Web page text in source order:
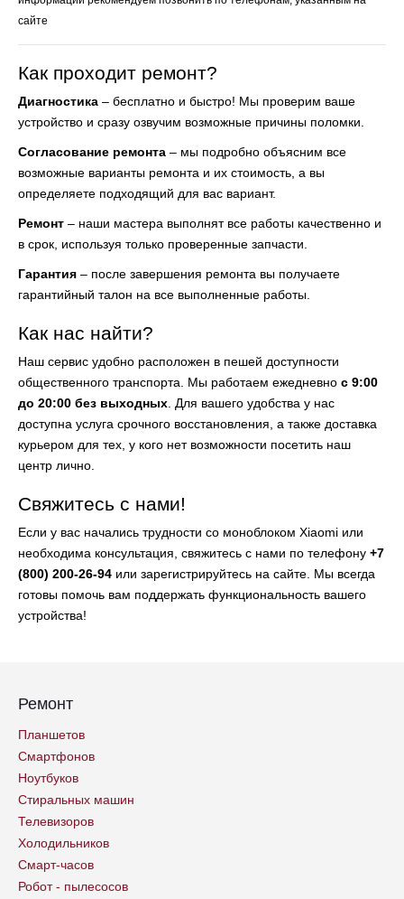
сайте
Как проходит ремонт?
Диагностика – бесплатно и быстро! Мы проверим ваше
устройство и сразу озвучим возможные причины поломки.
Согласование ремонта – мы подробно объясним все
возможные варианты ремонта и их стоимость, а вы
определяете подходящий для вас вариант.
Ремонт – наши мастера выполнят все работы качественно и
в срок, используя только проверенные запчасти.
Гарантия – после завершения ремонта вы получаете
гарантийный талон на все выполненные работы.
Как нас найти?
Наш сервис удобно расположен в пешей доступности
общественного транспорта. Мы работаем ежедневно с 9:00
до 20:00 без выходных . Для вашего удобства у нас
доступна услуга срочного восстановления, а также доставка
курьером для тех, у кого нет возможности посетить наш
центр лично.
Свяжитесь с нами!
Если у вас начались трудности со моноблоком Xiaomi или
необходима консультация, свяжитесь с нами по телефону +7
(800) 200-26-94 или зарегистрируйтесь на сайте. Мы всегда
готовы помочь вам поддержать функциональность вашего
устройства!
Ремонт
Планшетов
Смартфонов
Ноутбуков
Стиральных машин
Телевизоров
Холодильников
Смарт-часов
Робот - пылесосов